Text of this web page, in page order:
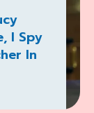
I Spy
In